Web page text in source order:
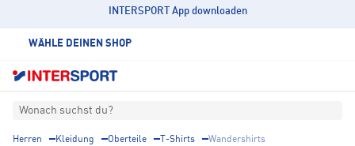
INTERSPORT App downloaden
WÄHLE DEINEN SHOP
Wonach suchst du?
Herren Kleidung Oberteile T-Shirts Wandershirts